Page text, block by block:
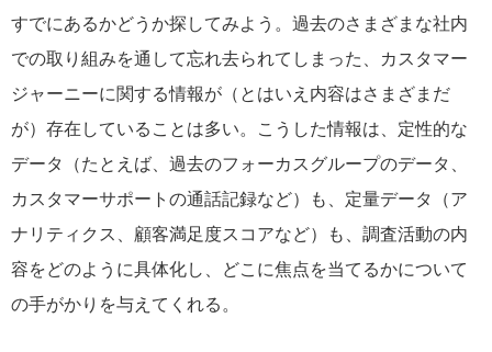
すでにあるかどうか探してみよう。過去のさまざまな社内
での取り組みを通して忘れ去られてしまった、カスタマー
ジャーニーに関する情報が（とはいえ内容はさまざまだ
が）存在していることは多い。こうした情報は、定性的な
データ（たとえば、過去のフォーカスグループのデータ、
カスタマーサポートの通話記録など）も、定量データ（ア
ナリティクス、顧客満足度スコアなど）も、調査活動の内
容をどのように具体化し、どこに焦点を当てるかについて
の手がかりを与えてくれる。